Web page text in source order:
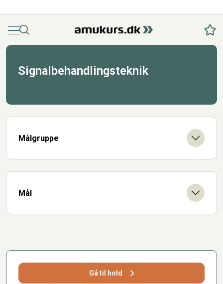
MenuSøg
Signalbehandlingsteknik
Målgruppe
Mål
Gå til hold